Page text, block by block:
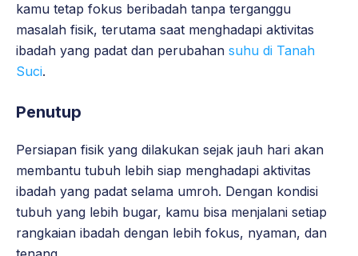
kamu tetap fokus beribadah tanpa terganggu
masalah fisik, terutama saat menghadapi aktivitas
ibadah yang padat dan perubahan suhu di Tanah
Suci.
Penutup
Persiapan fisik yang dilakukan sejak jauh hari akan
membantu tubuh lebih siap menghadapi aktivitas
ibadah yang padat selama umroh. Dengan kondisi
tubuh yang lebih bugar, kamu bisa menjalani setiap
rangkaian ibadah dengan lebih fokus, nyaman, dan